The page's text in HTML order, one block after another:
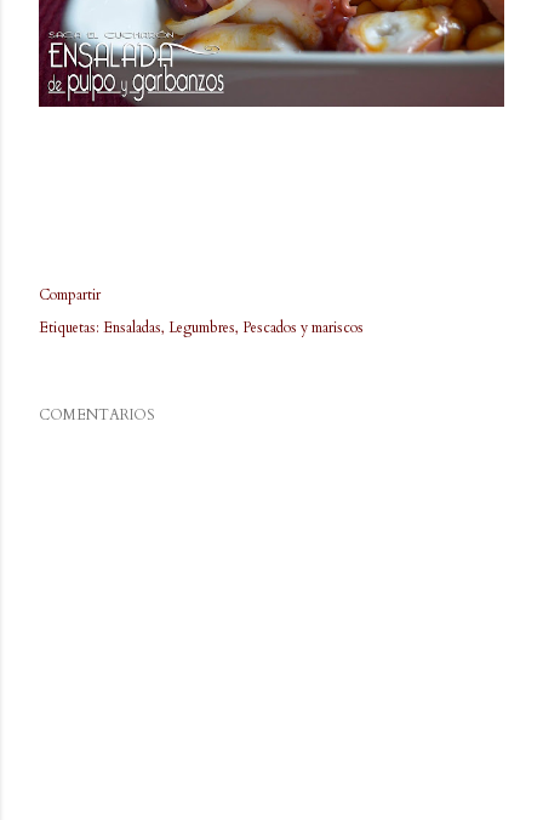
Compartir
Etiquetas: Ensaladas Legumbres Pescados y mariscos
COMENTARIOS